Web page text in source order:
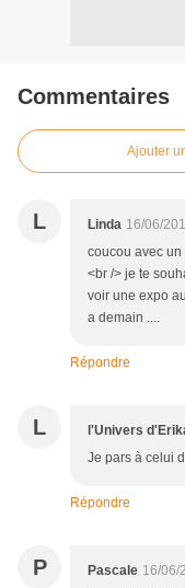
Commentaires
Ajouter
L Linda 16/06/
coucou avec un
<br /> je te
voir une expo
a demain ....
Répondre
L l'Univers
Je pars à celui
Répondre
P Pascale 16/06/